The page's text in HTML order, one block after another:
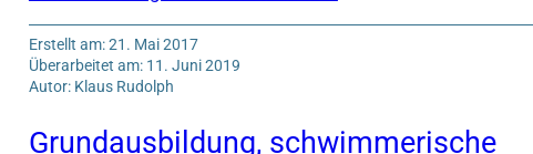
Erstellt am: 21. Mai 2017
Überarbeitet am: 11. Juni 2019
Autor: Klaus Rudolph
Grundausbildung, schwimmerische